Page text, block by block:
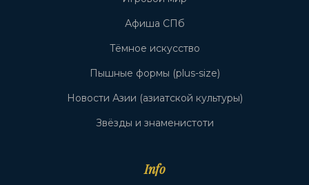
Афиша СПб
Тёмное искусство
Пышные формы (plus-size)
Новости Азии (азиатской культуры)
Звёзды и знаменистоти
Info